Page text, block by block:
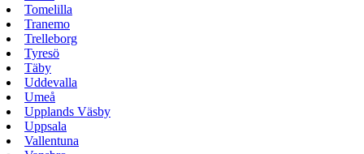
Tomelilla
Tranemo
Trelleborg
Tyresö
Täby
Uddevalla
Umeå
Upplands Väsby
Uppsala
Vallentuna